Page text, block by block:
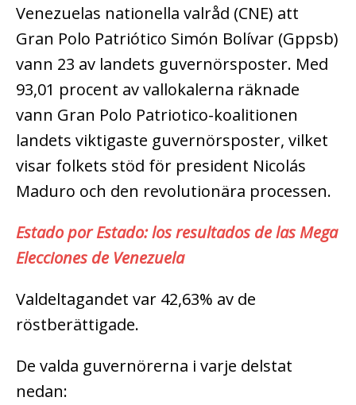
Venezuelas nationella valråd (CNE) att
Gran Polo Patriótico Simón Bolívar (Gppsb)
vann 23 av landets guvernörsposter. Med
93,01 procent av vallokalerna räknade
vann Gran Polo Patriotico-koalitionen
landets viktigaste guvernörsposter, vilket
visar folkets stöd för president Nicolás
Maduro och den revolutionära processen.
Estado por Estado: los resultados de las Mega
Elecciones de Venezuela
Valdeltagandet var 42,63% av de
röstberättigade.
De valda guvernörerna i varje delstat
nedan: